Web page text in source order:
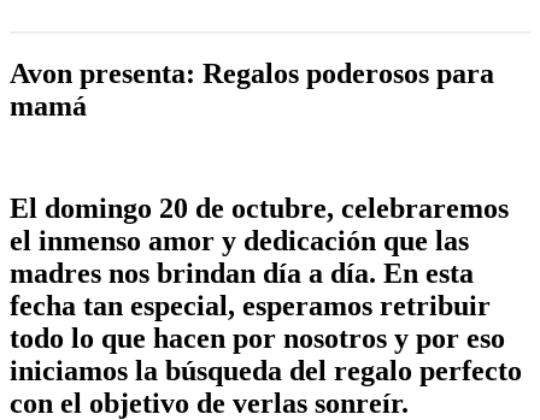
Avon presenta: Regalos poderosos para
mamá
El domingo 20 de octubre, celebraremos
el inmenso amor y dedicación que las
madres nos brindan día a día. En esta
fecha tan especial, esperamos retribuir
todo lo que hacen por nosotros y por eso
iniciamos la búsqueda del regalo perfecto
con el objetivo de verlas sonreír.